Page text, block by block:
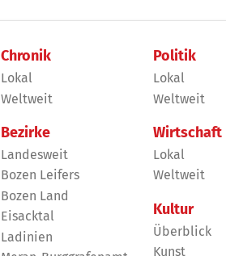
Chronik
Lokal
Weltweit
Bezirke
Landesweit
Bozen Leifers
Bozen Land
Eisacktal
Ladinien
Politik
Lokal
Weltweit
Wirtschaft
Lokal
Weltweit
Kultur
Überblick
Kunst